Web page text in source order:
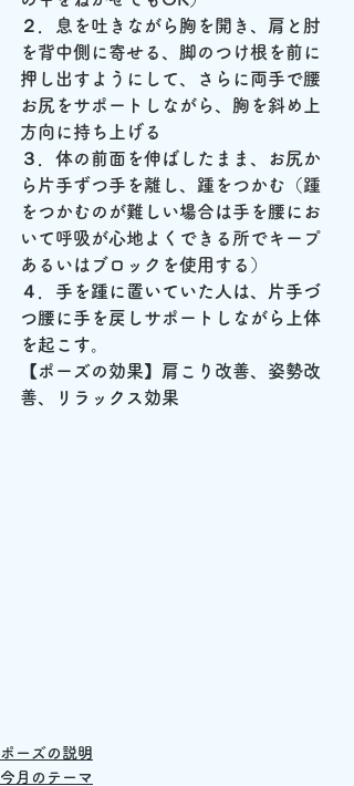
２．
息を吐きながら胸を開き、肩と肘
を背中側に寄せる、脚のつけ根を前に
押し出すようにして、さらに両手で腰
お尻をサポートしながら、胸を斜め上
方向に持ち上げる
３． 体の前面を伸ばしたまま、お尻か
ら片手ずつ手を離し、踵をつかむ（踵
をつかむのが難しい場合は手を腰にお
いて呼吸が心地よくできる所でキープ
あるいはブロックを使用する）
４．手を踵に置いていた人は、片手づ
つ腰に手を戻しサポートしながら上体
を起こす。
【ポーズの効果】
肩こり改善、姿勢改
善、リラックス効果
ポーズの説明
今月のテーマ